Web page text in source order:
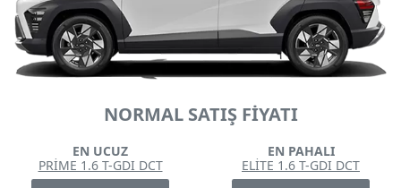
NORMAL SATIŞ FİYATI
EN UCUZ
PRİME 1.6 T-GDI DCT
EN PAHALI
ELİTE 1.6 T-GDI DCT